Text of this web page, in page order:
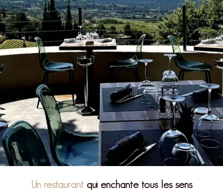
Un restaurant qui enchante tous les sens